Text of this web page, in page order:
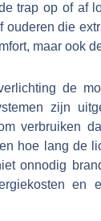
trap op of af
ouderen die
maar ook
de
zijn
verbruiken
hoe lang de
onnodig
en